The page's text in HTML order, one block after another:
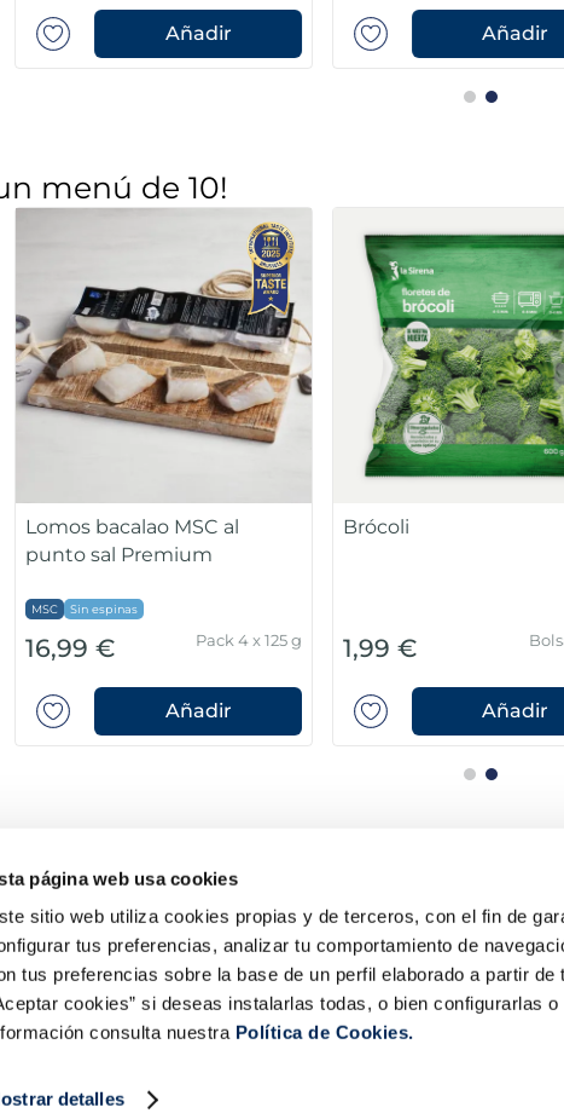
página web usa cookies
sitio web utiliza cookies propias y de terceros, con el fin de
tus preferencias, analizar tu comportamiento de
tus preferencias sobre la base de un perfil elaborado a partir
cookies” si deseas instalarlas todas, o bien configurarlas
consulta nuestra Política de Cookies.
detalles
Añadir Añadir
menú de 10!
Lomos bacalao MSC al
punto sal Premium
MSC Sin espinas
16,99 € Pack 4 x 125 g
Añadir
Brócoli
1,99 €
Añadir
la Sirena